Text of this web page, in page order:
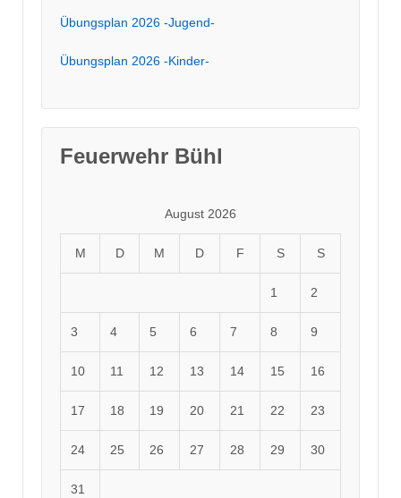
Übungsplan 2026 -Jugend-
Übungsplan 2026 -Kinder-
Feuerwehr Bühl
August 2026
M D M D F S S
1 2
3 4 5 6 7 8 9
10 11 12 13 14 15 16
17 18 19 20 21 22 23
24 25 26 27 28 29 30
31